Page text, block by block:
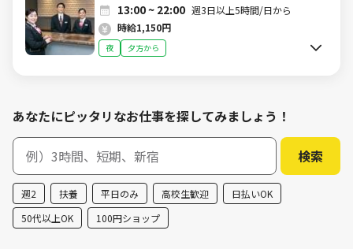
13:00 ~ 22:00 週3日以上5時間/日から
時給1,150円
夜 夕方から
あなたにピッタリなお仕事を探してみましょう！
週2 扶養 平日のみ 高校生歓迎
日払いOK
50代以上OK
100円ショップ